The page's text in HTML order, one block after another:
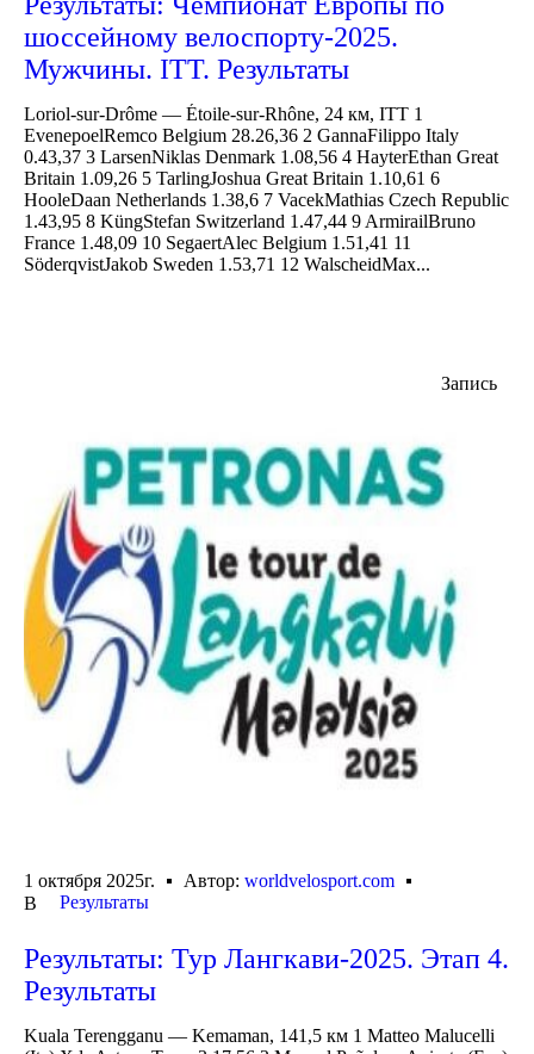
шоссейному велоспорту-2025.
Мужчины. ITT. Результаты
Loriol-sur-Drôme — Étoile-sur-Rhône, 24 км, ITT 1
EvenepoelRemco Belgium 28.26,36 2 GannaFilippo Italy
0.43,37 3 LarsenNiklas Denmark 1.08,56 4 HayterEthan Great
Britain 1.09,26 5 TarlingJoshua Great Britain 1.10,61 6
HooleDaan Netherlands 1.38,6 7 VacekMathias Czech Republic
1.43,95 8 KüngStefan Switzerland 1.47,44 9 ArmirailBruno
France 1.48,09 10 SegaertAlec Belgium 1.51,41 11
SöderqvistJakob Sweden 1.53,71 12 WalscheidMax...
Запись
1 октября 2025г. Автор: worldvelosport.com
В
Результаты
Результаты: Тур Лангкави-2025. Этап 4.
Результаты
Kuala Terengganu — Kemaman, 141,5 км 1 Matteo Malucelli